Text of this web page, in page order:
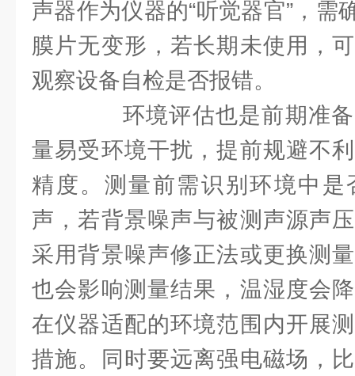
声器作为仪器的“听觉器官”，需
膜片无变形，若长期未使用，
观察设备自检是否报错。
环境评估也是前期准备
量易受环境干扰，提前规避不
精度。测量前需识别环境中是
声，若背景噪声与被测声源声
采用背景噪声修正法或更换测
也会影响测量结果，温湿度会
在仪器适配的环境范围内开展
措施。同时要远离强电磁场，